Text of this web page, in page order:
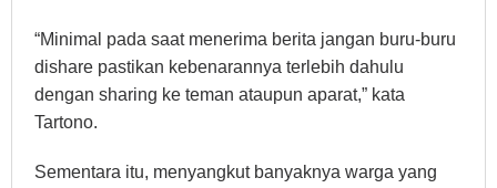
“Minimal pada saat menerima berita jangan buru-buru
dishare pastikan kebenarannya terlebih dahulu
dengan sharing ke teman ataupun aparat,” kata
Tartono.
Sementara itu, menyangkut banyaknya warga yang